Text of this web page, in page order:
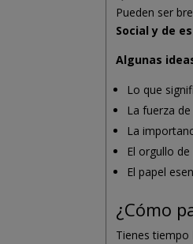
Pueden ser
Social y de
Algunas
Lo que
La fuerza
La
El orgullo
El papel
¿Cómo
Tienes tiempo